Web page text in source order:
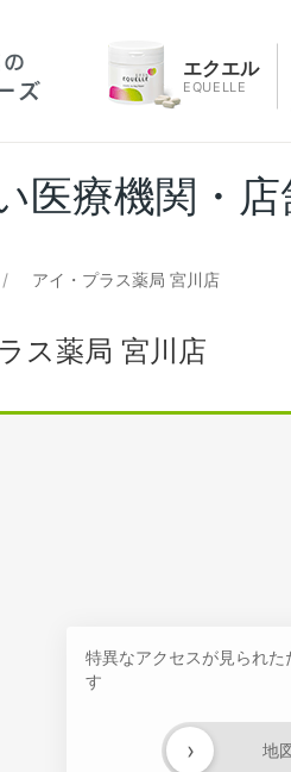
エクエル
EQUELLE
医療機関・店
アイ・プラス薬局 宮川店
ス薬局 宮川店
特異なアクセスが見られ
す
地
›